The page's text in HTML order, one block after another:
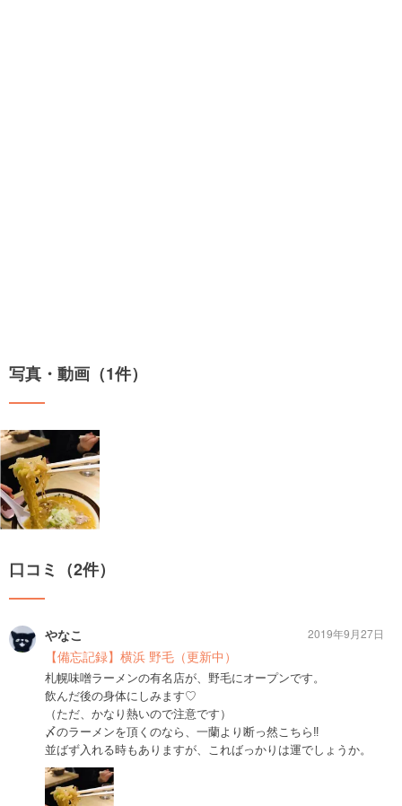
写真・動画（1件）
口コミ（2件）
やなこ
【備忘記録】横浜 野毛（更新中）
札幌味噌ラーメンの有名店が、野毛にオープンです。
飲んだ後の身体にしみます♡
（ただ、かなり熱いので注意です）
〆のラーメンを頂くのなら、一蘭より断っ然こちら‼︎
並ばず入れる時もありますが、こればっかりは運でしょうか。
2019年9月27日